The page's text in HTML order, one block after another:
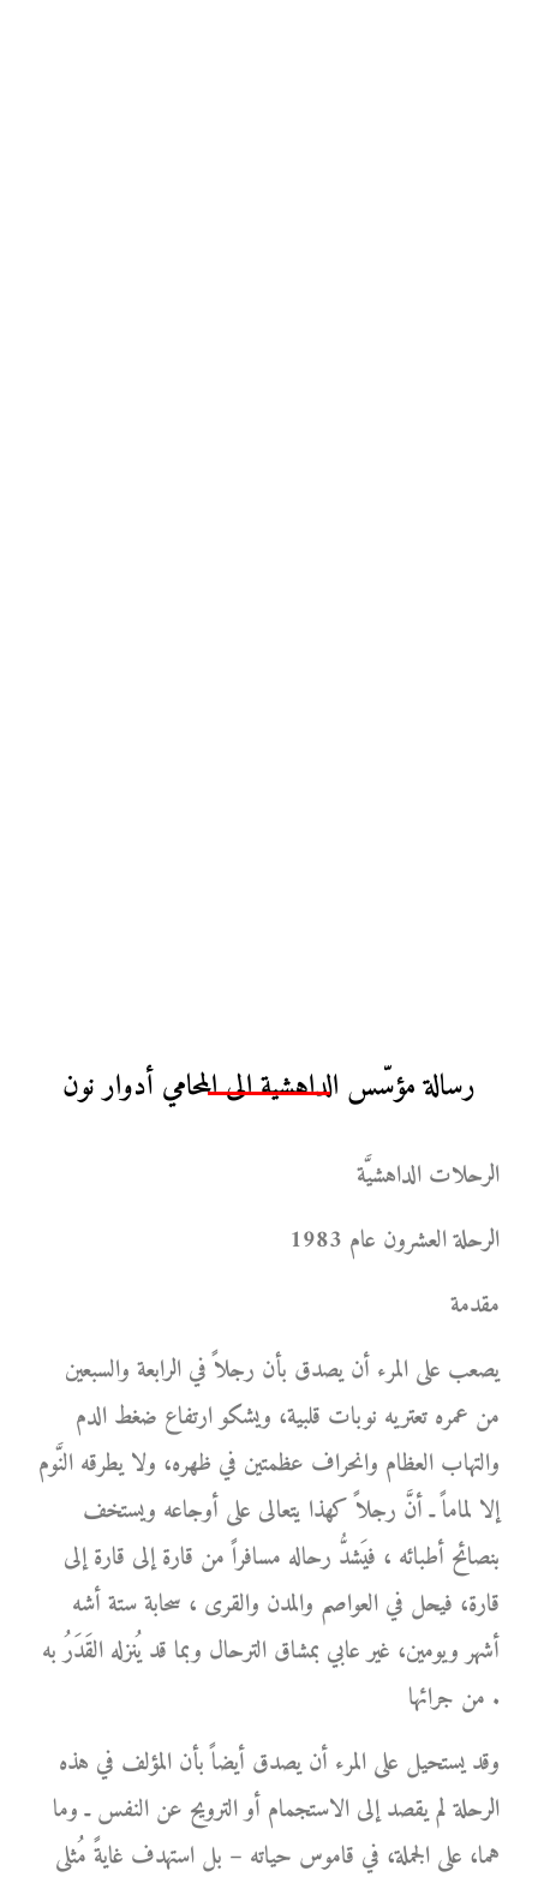
رسالة مؤسّس الداهشية الى المحامي أدوار نون
الرحلات الداهشيَّة
الرحلة العشرون عام 1983
مقدمة
يصعب على المرء أن يصدق بأن رجلاً في الرابعة والسبعين
من عمره تعتريه نوبات قلبية، ويشكو ارتفاع ضغط الدم
والتهاب العظام وانحراف عظمتين في ظهره، ولا يطرقه النَّوم
إلا لماماً ـ أنَّ رجلاً كهذا يتعالى على أوجاعه ويستخف
بنصائح أطبائه ، فيَشدُّ رحاله مسافراً من قارة إلى قارة إلى
قارة، فيحل في العواصم والمدن والقرى ، سحابة ستة أشه
أشهر ويومين، غير عابي بمشاق الترحال وبما قد يُنزله القَدَرُ به
من جرائها .
وقد يستحيل على المرء أن يصدق أيضاً بأن المؤلف في هذه
الرحلة لم يقصد إلى الاستجمام أو الترويح عن النفس ـ وما
هما، على الجملة، في قاموس حياته – بل استهدف غايةً مُثلى